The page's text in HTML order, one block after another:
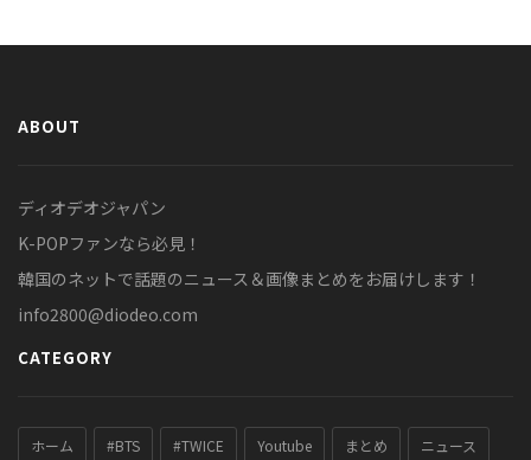
ABOUT
ディオデオジャパン
K-POPファンなら必見！
韓国のネットで話題のニュース＆画像まとめをお届けします！
info2800@diodeo.com
CATEGORY
ホーム #BTS #TWICE Youtube まとめ ニュース